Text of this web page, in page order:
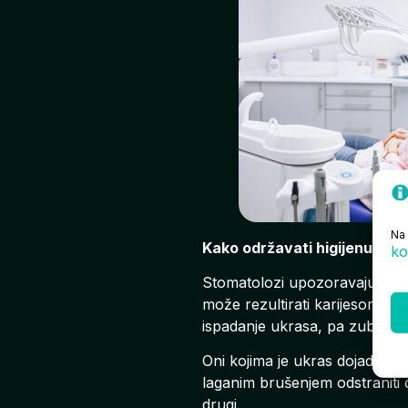
Kako održavati higijenu?
Stomatolozi upozoravaju da
može rezultirati karijesom ili
ispadanje ukrasa, pa zube
Oni kojima je ukras dojadio i
laganim brušenjem